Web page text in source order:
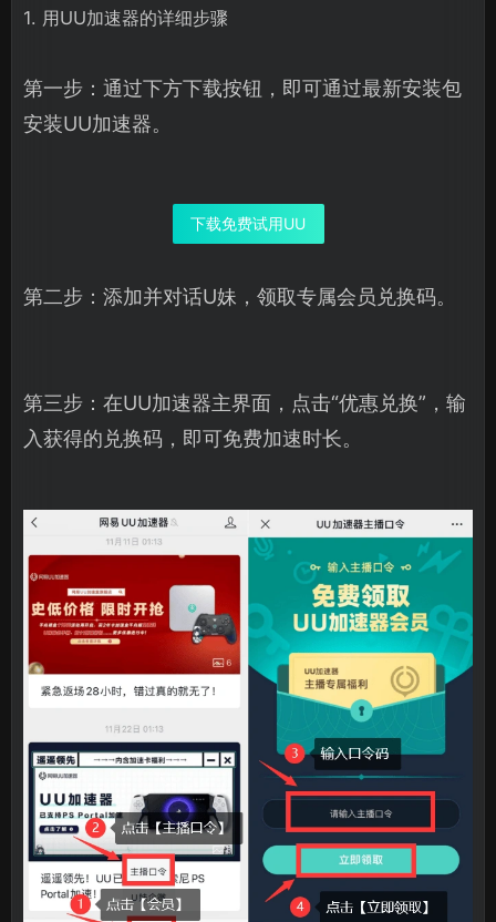
1. 用UU加速器的详细步骤
第一步：通过下方下载按钮，即可通过最新安装包
安装UU加速器。
下载免费试用UU
第二步：添加并对话U妹，领取专属会员兑换码。
第三步：在UU加速器主界面，点击“优惠兑换”，输
入获得的兑换码，即可免费加速时长。